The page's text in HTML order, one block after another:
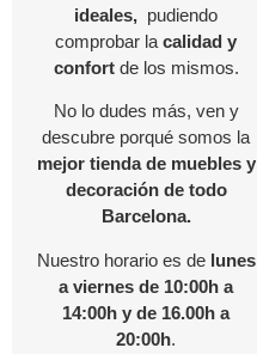
ideales, pudiendo
comprobar la calidad y
confortde los mismos.
No lo dudes más, ven y
descubre porqué somos la
mejor tienda de muebles y
decoración de todo
Barcelona.
Nuestro horario es de lunes
a viernes de 10:00h a
14:00h y de 16.00h a
20:00h.